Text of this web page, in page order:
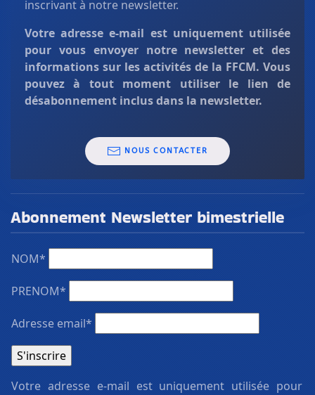
inscrivant à notre newsletter.
Votre adresse e-mail est uniquement utilisée
pour vous envoyer notre newsletter et des
informations sur les activités de la FFCM. Vous
pouvez à tout moment utiliser le lien de
désabonnement inclus dans la newsletter.
NOUS CONTACTER
Abonnement Newsletter bimestrielle
NOM*
PRENOM*
Adresse email*
Votre adresse e-mail est uniquement utilisée pour